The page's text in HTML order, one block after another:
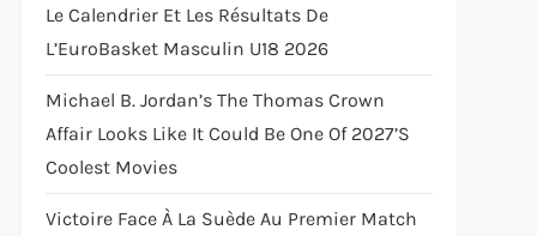
Le Calendrier Et Les Résultats De
L’EuroBasket Masculin U18 2026
Michael B. Jordan’s The Thomas Crown
Affair Looks Like It Could Be One Of 2027’s
Coolest Movies
Victoire Face À La Suède Au Premier Match